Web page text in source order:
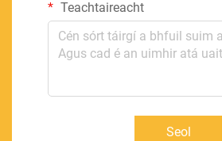
Teachtaireacht
Seol